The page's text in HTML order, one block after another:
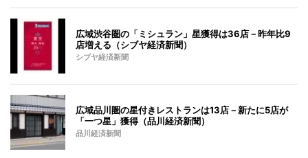
広域渋谷圏の「ミシュラン」星獲得は36店－昨年比9
店増える（シブヤ経済新聞）
シブヤ経済新聞
広域品川圏の星付きレストランは13店－新たに5店が
「一つ星」獲得（品川経済新聞）
品川経済新聞